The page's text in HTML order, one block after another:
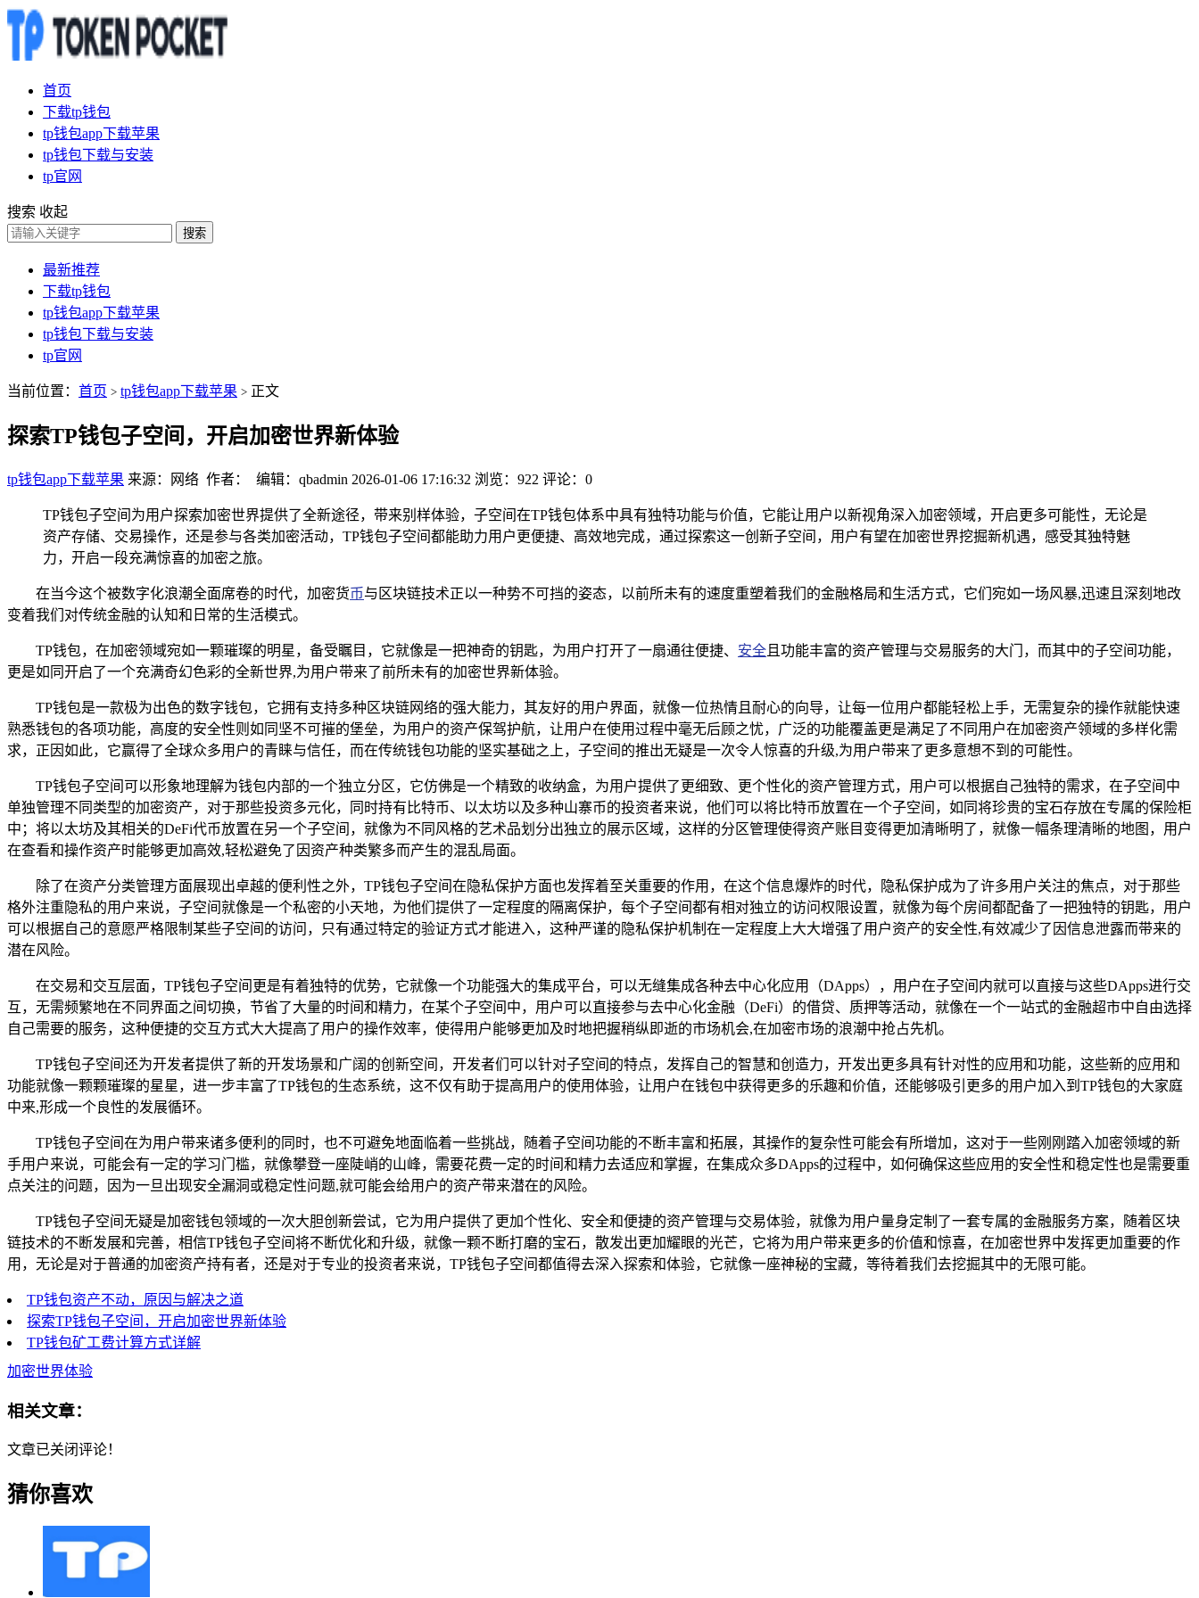
首页
下载tp钱包
tp钱包app下载苹果
tp钱包下载与安装
tp官网
搜索 收起
搜索
最新推荐
下载tp钱包
tp钱包app下载苹果
tp钱包下载与安装
tp官网
当前位置： 首页 > tp钱包app下载苹果 > 正文
探索TP钱包子空间，开启加密世界新体验
tp钱包app下载苹果 来源：网络 作者： 编辑：qbadmin 2026-01-06 17:16:32 浏览：922 评论：0
TP钱包子空间为用户探索加密世界提供了全新途径，带来别样体验，子空间在TP钱包体系中具有独特功能与价值，它能让用户以新视角深入加密领域，开启更多可能性，无论是
资产存储、交易操作，还是参与各类加密活动，TP钱包子空间都能助力用户更便捷、高效地完成，通过探索这一创新子空间，用户有望在加密世界挖掘新机遇，感受其独特魅
力，开启一段充满惊喜的加密之旅。
在当今这个被数字化浪潮全面席卷的时代，加密货币与区块链技术正以一种势不可挡的姿态，以前所未有的速度重塑着我们的金融格局和生活方式，它们宛如一场风暴,迅速且深刻地改
变着我们对传统金融的认知和日常的生活模式。
TP钱包，在加密领域宛如一颗璀璨的明星，备受瞩目，它就像是一把神奇的钥匙，为用户打开了一扇通往便捷、 安全 且功能丰富的资产管理与交易服务的大门，而其中的子空间功能，
更是如同开启了一个充满奇幻色彩的全新世界,为用户带来了前所未有的加密世界新体验。
TP钱包是一款极为出色的数字钱包，它拥有支持多种区块链网络的强大能力，其友好的用户界面，就像一位热情且耐心的向导，让每一位用户都能轻松上手，无需复杂的操作就能快速
熟悉钱包的各项功能，高度的安全性则如同坚不可摧的堡垒，为用户的资产保驾护航，让用户在使用过程中毫无后顾之忧，广泛的功能覆盖更是满足了不同用户在加密资产领域的多样化需
求，正因如此，它赢得了全球众多用户的青睐与信任，而在传统钱包功能的坚实基础之上，子空间的推出无疑是一次令人惊喜的升级,为用户带来了更多意想不到的可能性。
TP钱包子空间可以形象地理解为钱包内部的一个独立分区，它仿佛是一个精致的收纳盒，为用户提供了更细致、更个性化的资产管理方式，用户可以根据自己独特的需求，在子空间中
单独管理不同类型的加密资产，对于那些投资多元化，同时持有比特币、以太坊以及多种山寨币的投资者来说，他们可以将比特币放置在一个子空间，如同将珍贵的宝石存放在专属的保险柜
中；将以太坊及其相关的DeFi代币放置在另一个子空间，就像为不同风格的艺术品划分出独立的展示区域，这样的分区管理使得资产账目变得更加清晰明了，就像一幅条理清晰的地图，用户
在查看和操作资产时能够更加高效,轻松避免了因资产种类繁多而产生的混乱局面。
除了在资产分类管理方面展现出卓越的便利性之外，TP钱包子空间在隐私保护方面也发挥着至关重要的作用，在这个信息爆炸的时代，隐私保护成为了许多用户关注的焦点，对于那些
格外注重隐私的用户来说，子空间就像是一个私密的小天地，为他们提供了一定程度的隔离保护，每个子空间都有相对独立的访问权限设置，就像为每个房间都配备了一把独特的钥匙，用户
可以根据自己的意愿严格限制某些子空间的访问，只有通过特定的验证方式才能进入，这种严谨的隐私保护机制在一定程度上大大增强了用户资产的安全性,有效减少了因信息泄露而带来的
潜在风险。
在交易和交互层面，TP钱包子空间更是有着独特的优势，它就像一个功能强大的集成平台，可以无缝集成各种去中心化应用（DApps），用户在子空间内就可以直接与这些DApps进行交
互，无需频繁地在不同界面之间切换，节省了大量的时间和精力，在某个子空间中，用户可以直接参与去中心化金融（DeFi）的借贷、质押等活动，就像在一个一站式的金融超市中自由选择
自己需要的服务，这种便捷的交互方式大大提高了用户的操作效率，使得用户能够更加及时地把握稍纵即逝的市场机会,在加密市场的浪潮中抢占先机。
TP钱包子空间还为开发者提供了新的开发场景和广阔的创新空间，开发者们可以针对子空间的特点，发挥自己的智慧和创造力，开发出更多具有针对性的应用和功能，这些新的应用和
功能就像一颗颗璀璨的星星，进一步丰富了TP钱包的生态系统，这不仅有助于提高用户的使用体验，让用户在钱包中获得更多的乐趣和价值，还能够吸引更多的用户加入到TP钱包的大家庭
中来,形成一个良性的发展循环。
TP钱包子空间在为用户带来诸多便利的同时，也不可避免地面临着一些挑战，随着子空间功能的不断丰富和拓展，其操作的复杂性可能会有所增加，这对于一些刚刚踏入加密领域的新
手用户来说，可能会有一定的学习门槛，就像攀登一座陡峭的山峰，需要花费一定的时间和精力去适应和掌握，在集成众多DApps的过程中，如何确保这些应用的安全性和稳定性也是需要重
点关注的问题，因为一旦出现安全漏洞或稳定性问题,就可能会给用户的资产带来潜在的风险。
TP钱包子空间无疑是加密钱包领域的一次大胆创新尝试，它为用户提供了更加个性化、安全和便捷的资产管理与交易体验，就像为用户量身定制了一套专属的金融服务方案，随着区块
链技术的不断发展和完善，相信TP钱包子空间将不断优化和升级，就像一颗不断打磨的宝石，散发出更加耀眼的光芒，它将为用户带来更多的价值和惊喜，在加密世界中发挥更加重要的作
用，无论是对于普通的加密资产持有者，还是对于专业的投资者来说，TP钱包子空间都值得去深入探索和体验，它就像一座神秘的宝藏，等待着我们去挖掘其中的无限可能。
TP钱包资产不动，原因与解决之道
探索TP钱包子空间，开启加密世界新体验
TP钱包矿工费计算方式详解
加密世界体验
相关文章：
文章已关闭评论！
猜你喜欢